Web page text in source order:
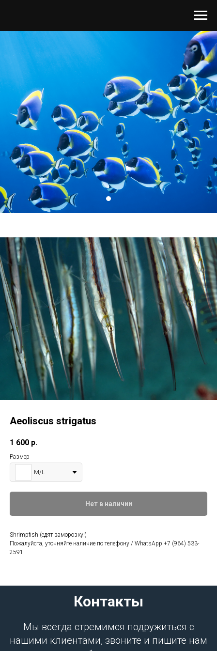
Aeoliscus strigatus
1 600 р.
Размер
M/L
Нет в наличии
Shrimpfish (едят заморозку!)
Пожалуйста, уточняйте наличие по телефону / WhatsApp +7 (964) 533-
2591
Контакты
Мы всегда стремимся подружиться с
нашими клиентами, звоните и пишите нам